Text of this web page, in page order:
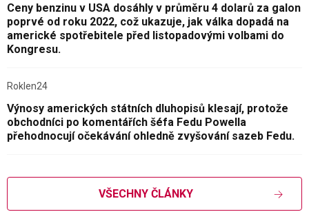
Ceny benzinu v USA dosáhly v průměru 4 dolarů za galon
poprvé od roku 2022, což ukazuje, jak válka dopadá na
americké spotřebitele před listopadovými volbami do
Kongresu.
Roklen24
Výnosy amerických státních dluhopisů klesají, protože
obchodníci po komentářích šéfa Fedu Powella
přehodnocují očekávání ohledně zvyšování sazeb Fedu.
VŠECHNY ČLÁNKY